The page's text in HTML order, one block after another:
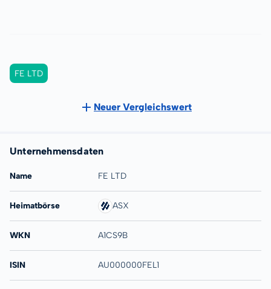
FE LTD
Neuer Vergleichswert
Unternehmensdaten
Name FE LTD
Heimatbörse ASX
WKN A1CS9B
ISIN AU000000FEL1